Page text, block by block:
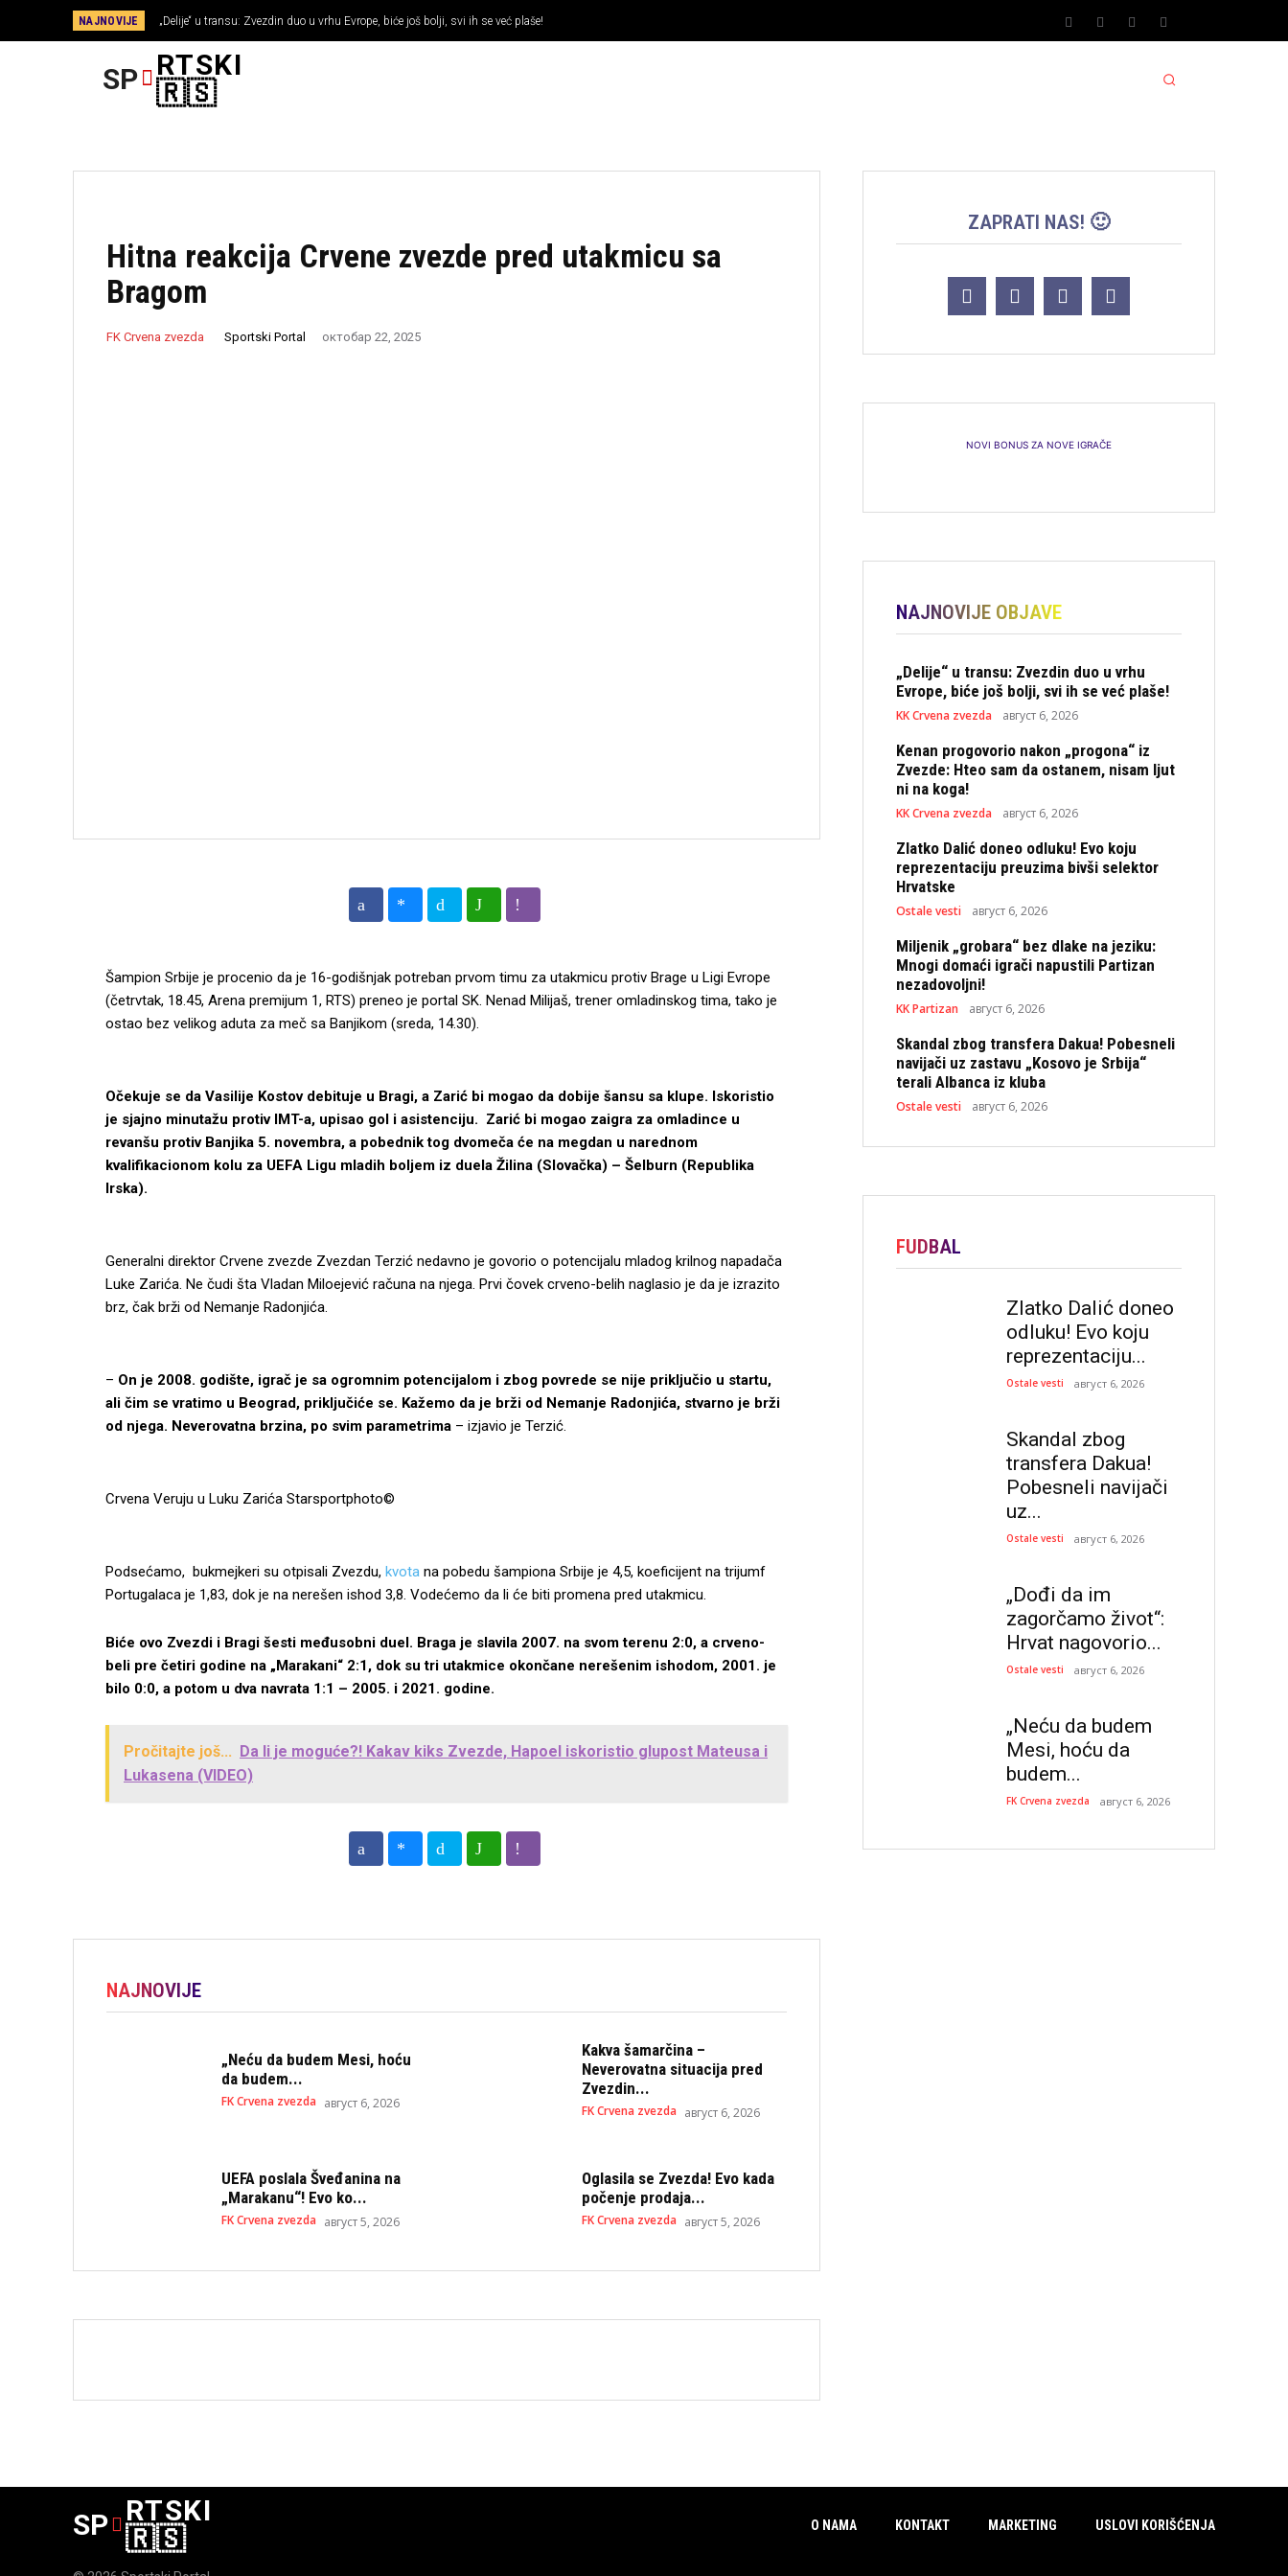
NAJNOVIJE „Delije“ u transu: Zvezdin duo u vrhu Evrope, biće još bolji, svi ih se već plaše!
SP RTSKI
🇷🇸
Hitna reakcija Crvene zvezde pred utakmicu sa
Bragom
FK Crvena zvezda Sportski Portal октобар 22, 2025
Šampion Srbije je procenio da je 16-godišnjak potreban prvom timu za utakmicu protiv Brage u Ligi Evrope
(četrvtak, 18.45, Arena premijum 1, RTS) preneo je portal SK. Nenad Milijaš, trener omladinskog tima, tako je
ostao bez velikog aduta za meč sa Banjikom (sreda, 14.30).
Očekuje se da Vasilije Kostov debituje u Bragi, a Zarić bi mogao da dobije šansu sa klupe. Iskoristio
je sjajno minutažu protiv IMT-a, upisao gol i asistenciju. Zarić bi mogao zaigra za omladince u
revanšu protiv Banjika 5. novembra, a pobednik tog dvomeča će na megdan u narednom
kvalifikacionom kolu za UEFA Ligu mladih boljem iz duela Žilina (Slovačka) – Šelburn (Republika
Irska).
Generalni direktor Crvene zvezde Zvezdan Terzić nedavno je govorio o potencijalu mladog krilnog napadača
Luke Zarića. Ne čudi šta Vladan Miloejević računa na njega. Prvi čovek crveno-belih naglasio je da je izrazito
brz, čak brži od Nemanje Radonjića.
– On je 2008. godište, igrač je sa ogromnim potencijalom i zbog povrede se nije priključio u startu,
ali čim se vratimo u Beograd, priključiće se. Kažemo da je brži od Nemanje Radonjića, stvarno je brži
od njega. Neverovatna brzina, po svim parametrima – izjavio je Terzić.
Crvena Veruju u Luku Zarića Starsportphoto©
Podsećamo, bukmejkeri su otpisali Zvezdu, kvota na pobedu šampiona Srbije je 4,5, koeficijent na trijumf
Portugalaca je 1,83, dok je na nerešen ishod 3,8. Vodećemo da li će biti promena pred utakmicu.
Biće ovo Zvezdi i Bragi šesti međusobni duel. Braga je slavila 2007. na svom terenu 2:0, a crveno-
beli pre četiri godine na „Marakani“ 2:1, dok su tri utakmice okončane nerešenim ishodom, 2001. je
bilo 0:0, a potom u dva navrata 1:1 – 2005. i 2021. godine.
Pročitajte još... Da li je moguće?! Kakav kiks Zvezde, Hapoel iskoristio glupost Mateusa i
Lukasena (VIDEO)
NAJNOVIJE
„Neću da budem Mesi, hoću
da budem...
FK Crvena zvezda август 6, 2026
Kakva šamarčina –
Neverovatna situacija pred
Zvezdin...
FK Crvena zvezda август 6, 2026
UEFA poslala Šveđanina na
„Marakanu“! Evo ko...
FK Crvena zvezda август 5, 2026
Oglasila se Zvezda! Evo kada
počenje prodaja...
FK Crvena zvezda август 5, 2026
ZAPRATI NAS! 🙂
NOVI BONUS ZA NOVE IGRAČE
NAJNOVIJE OBJAVE
„Delije“ u transu: Zvezdin duo u vrhu
Evrope, biće još bolji, svi ih se već plaše!
KK Crvena zvezda август 6, 2026
Kenan progovorio nakon „progona“ iz
Zvezde: Hteo sam da ostanem, nisam ljut
ni na koga!
KK Crvena zvezda август 6, 2026
Zlatko Dalić doneo odluku! Evo koju
reprezentaciju preuzima bivši selektor
Hrvatske
Ostale vesti август 6, 2026
Miljenik „grobara“ bez dlake na jeziku:
Mnogi domaći igrači napustili Partizan
nezadovoljni!
KK Partizan август 6, 2026
Skandal zbog transfera Dakua! Pobesneli
navijači uz zastavu „Kosovo je Srbija“
terali Albanca iz kluba
Ostale vesti август 6, 2026
FUDBAL
Zlatko Dalić doneo
odluku! Evo koju
reprezentaciju...
Ostale vesti август 6, 2026
Skandal zbog
transfera Dakua!
Pobesneli navijači
uz...
Ostale vesti август 6, 2026
„Dođi da im
zagorčamo život“:
Hrvat nagovorio...
Ostale vesti август 6, 2026
„Neću da budem
Mesi, hoću da
budem...
FK Crvena zvezda август 6, 2026
SP RTSKI
🇷🇸
O NAMA KONTAKT MARKETING USLOVI KORIŠĆENJA